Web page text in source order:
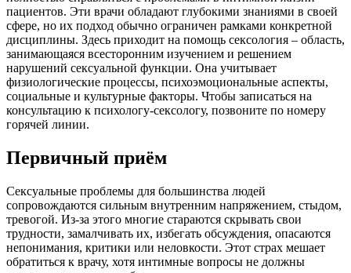
пациентов. Эти врачи обладают глубокими знаниями в своей
сфере, но их подход обычно ограничен рамками конкретной
дисциплины. Здесь приходит на помощь сексология – область,
занимающаяся всесторонним изучением и решением
нарушений сексуальной функции. Она учитывает
физиологические процессы, психоэмоциональные аспекты,
социальные и культурные факторы. Чтобы записаться на
консультацию к психологу-сексологу, позвоните по номеру
горячей линии.
Первичный приём
Сексуальные проблемы для большинства людей
сопровождаются сильным внутренним напряжением, стыдом,
тревогой. Из-за этого многие стараются скрывать свои
трудности, замалчивать их, избегать обсуждения, опасаются
непонимания, критики или неловкости. Этот страх мешает
обратиться к врачу, хотя интимные вопросы не должны